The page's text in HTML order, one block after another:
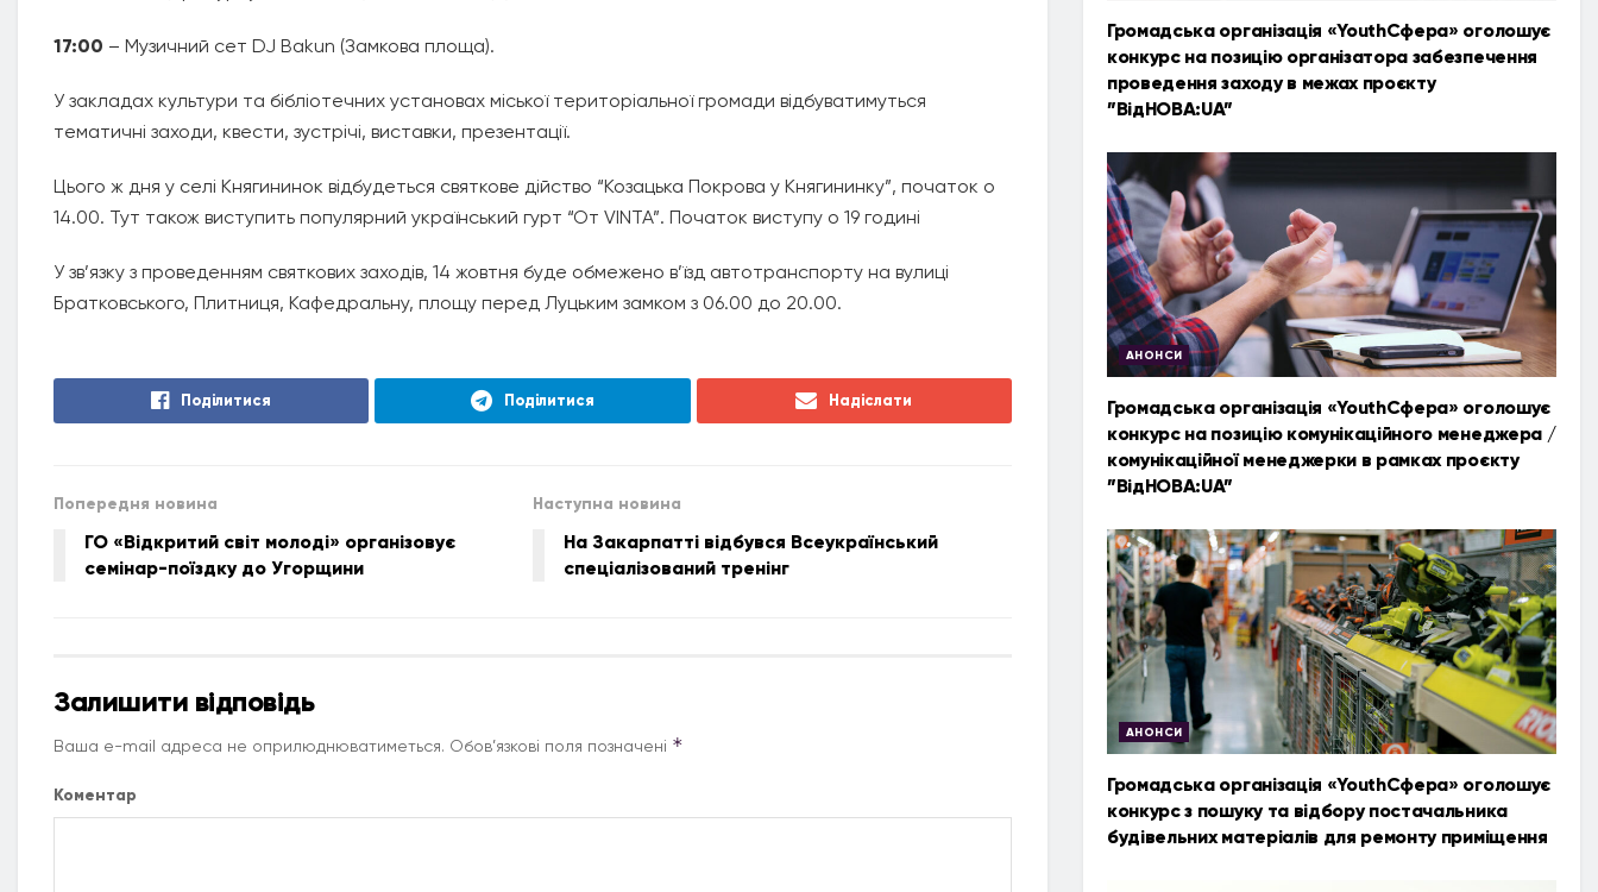
17:00 – Музичний сет DJ Bakun (Замкова площа).
У закладах культури та бібліотечних установах міської територіальної громади відбуватимуться
тематичні заходи, квести, зустрічі, виставки, презентації.
Цього ж дня у селі Княгининок відбудеться святкове дійство “Козацька Покрова у Княгининку”, початок о
14.00. Тут також виступить популярний український гурт “От VINTA”. Початок виступу о 19 годині
У зв’язку з проведенням святкових заходів, 14 жовтня буде обмежено в’їзд автотранспорту на вулиці
Братковського, Плитниця, Кафедральну, площу перед Луцьким замком з 06.00 до 20.00.
Поділитися Поділитися Надіслати
Попередня новина
ГО «Відкритий світ молоді» організовує
семінар-поїздку до Угорщини
Наступна новина
На Закарпатті відбувся Всеукраїнський
спеціалізований тренінг
Залишити відповідь
Ваша e-mail адреса не оприлюднюватиметься. Обов’язкові поля позначені *
Коментар
Громадська організація «YouthСфера» оголошує
конкурс на позицію організатора забезпечення
проведення заходу в межах проєкту
”ВідНОВА:UA”
АНОНСИ
Громадська організація «YouthСфера» оголошує
конкурс на позицію комунікаційного менеджера /
комунікаційної менеджерки в рамках проєкту
”ВідНОВА:UA”
АНОНСИ
Громадська організація «YouthСфера» оголошує
конкурс з пошуку та відбору постачальника
будівельних матеріалів для ремонту приміщення